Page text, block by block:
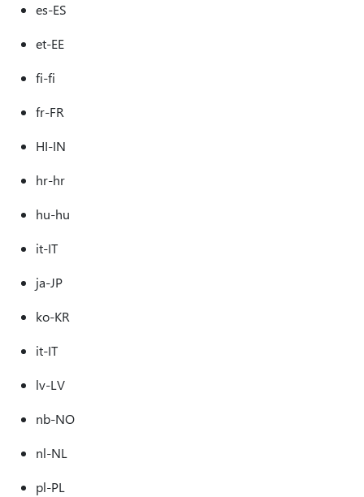
es-ES
et-EE
fi-fi
fr-FR
HI-IN
hr-hr
hu-hu
it-IT
ja-JP
ko-KR
it-IT
lv-LV
nb-NO
nl-NL
pl-PL